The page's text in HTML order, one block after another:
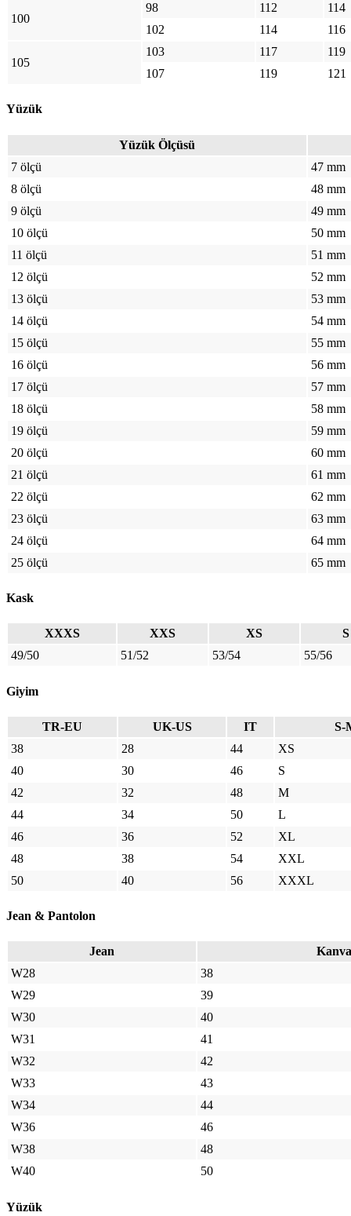
100
98 112
114
102
114 116
105
103 117
119
107
119 121
Yüzük
Yüzük Ölçüsü
7 ölçü
47 mm
8 ölçü
48 mm
9 ölçü
49 mm
10 ölçü
50 mm
11 ölçü
51 mm
12 ölçü
52 mm
13 ölçü
53 mm
14 ölçü
54 mm
15 ölçü
55 mm
16 ölçü
56 mm
17 ölçü
57 mm
18 ölçü
58 mm
19 ölçü
59 mm
20 ölçü
60 mm
21 ölçü
61 mm
22 ölçü
62 mm
23 ölçü
63 mm
24 ölçü
64 mm
25 ölçü
65 mm
Kask
XXXS XXS XS
S
49/50
51/52 53/54 55/56
Giyim
TR-EU UK-US IT
S-
38
28 44
XS
40
30 46
S
42
32 48
M
44
34 50
L
46
36 52
XL
48
38 54
XXL
50
40 56 XXXL
Jean & Pantolon
Jean
W28
38
W29
39
W30
40
W31
41
W32
42
W33
43
W34
44
W36
46
W38
48
W40
50
Yüzük